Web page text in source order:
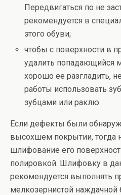
Передвигаться по не
рекомендуется в
этого обуви;
чтобы с поверхности в
удалить попадающийся
хорошо ее разгладить,
работы использовать
зубцами или раклю.
Если дефекты были
высохшем покрытии, тогда
шлифование его
полировкой. Шлифовку в
рекомендуется выполнять
мелкозернистой наждачной